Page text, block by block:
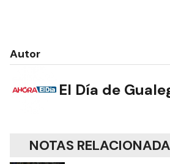
Autor
El Día de
NOTAS